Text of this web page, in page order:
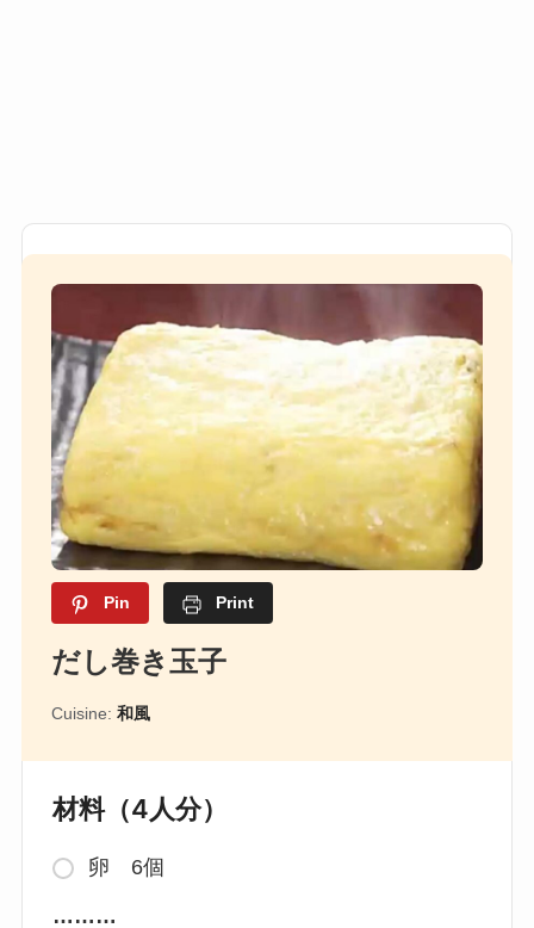
Pin Print
だし巻き玉子
Cuisine: 和風
材料（4人分）
卵 6個
………